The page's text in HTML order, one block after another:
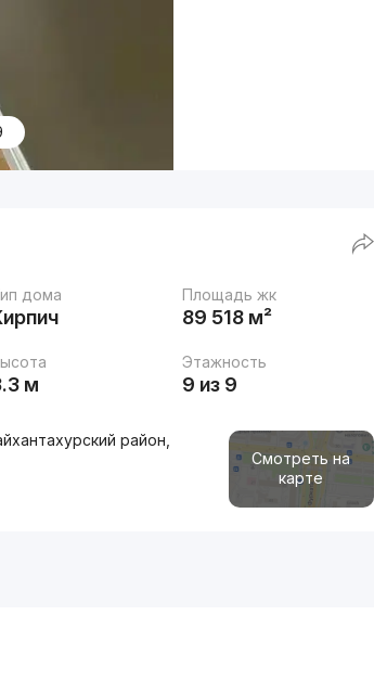
дома Площадь жк
89 518 м²
м
Этажность
9 из 9
Смотреть на
карте
район,